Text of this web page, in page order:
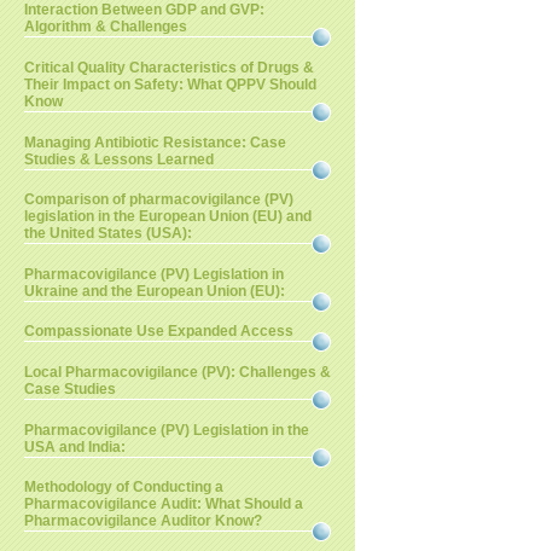
Interaction Between GDP and GVP:
Algorithm & Challenges
Critical Quality Characteristics of Drugs &
Their Impact on Safety: What QPPV Should
Know
Managing Antibiotic Resistance: Case
Studies & Lessons Learned
Comparison of pharmacovigilance (PV)
legislation in the European Union (EU) and
the United States (USA):
Pharmacovigilance (PV) Legislation in
Ukraine and the European Union (EU):
Compassionate Use Expanded Access
Local Pharmacovigilance (PV): Challenges &
Case Studies
Pharmacovigilance (PV) Legislation in the
USA and India:
Methodology of Conducting a
Pharmacovigilance Audit: What Should a
Pharmacovigilance Auditor Know?